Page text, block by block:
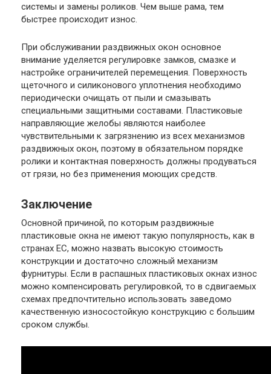
системы и замены роликов. Чем выше рама, тем
быстрее происходит износ.
При обслуживании раздвижных окон основное
внимание уделяется регулировке замков, смазке и
настройке ограничителей перемещения. Поверхность
щеточного и силиконового уплотнения необходимо
периодически очищать от пыли и смазывать
специальными защитными составами. Пластиковые
направляющие желобы являются наиболее
чувствительными к загрязнению из всех механизмов
раздвижных окон, поэтому в обязательном порядке
ролики и контактная поверхность должны продуваться
от грязи, но без применения моющих средств.
Заключение
Основной причиной, по которым раздвижные
пластиковые окна не имеют такую популярность, как в
странах ЕС, можно назвать высокую стоимость
конструкции и достаточно сложный механизм
фурнитуры. Если в распашных пластиковых окнах износ
можно компенсировать регулировкой, то в сдвигаемых
схемах предпочтительно использовать заведомо
качественную износостойкую конструкцию с большим
сроком службы.